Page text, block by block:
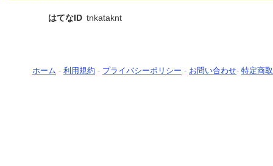
はてなID tnkataknt
ホーム - 利用規約 - プライバシーポリシー - お問い合わせ- 特定商